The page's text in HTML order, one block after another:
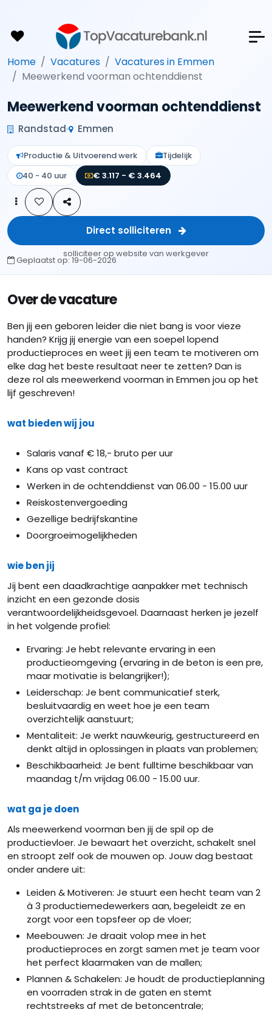
Home Vacatures
Vacatures in Emmen
Meewerkend voorman ochtenddienst
Meewerkend voorman ochtenddienst
Randstad Emmen
Productie & Uitvoerend werk
Tijdelijk
40 - 40 uur
€ 3.117 - € 3.464
Direct solliciteren
solliciteer op website van werkgever
Geplaatst op:19-06-2026
Over de vacature
Ben jij een geboren leider die niet bang is voor vieze
handen? Krijg jij energie van een soepel lopend
productieproces en weet jij een team te motiveren om
elke dag het beste resultaat neer te zetten? Dan is
deze rol als meewerkend voorman in Emmen jou op het
lijf geschreven!
wat bieden wij jou
Salaris vanaf € 18,- bruto per uur
Kans op vast contract
Werken in de ochtenddienst van 06.00 - 15.00 uur
Reiskostenvergoeding
Gezellige bedrijfskantine
Doorgroeimogelijkheden
wie ben jij
Jij bent een daadkrachtige aanpakker met technisch
inzicht en een gezonde dosis
verantwoordelijkheidsgevoel. Daarnaast herken je jezelf
in het volgende profiel:
Ervaring: Je hebt relevante ervaring in een
productieomgeving (ervaring in de beton is een pre,
maar motivatie is belangrijker!);
Leiderschap: Je bent communicatief sterk,
besluitvaardig en weet hoe je een team
overzichtelijk aanstuurt;
Mentaliteit: Je werkt nauwkeurig, gestructureerd en
denkt altijd in oplossingen in plaats van problemen;
Beschikbaarheid: Je bent fulltime beschikbaar van
maandag t/m vrijdag 06.00 - 15.00 uur.
wat ga je doen
Als meewerkend voorman ben jij de spil op de
productievloer. Je bewaart het overzicht, schakelt snel
en stroopt zelf ook de mouwen op. Jouw dag bestaat
onder andere uit:
Leiden & Motiveren: Je stuurt een hecht team van 2
à 3 productiemedewerkers aan, begeleidt ze en
zorgt voor een topsfeer op de vloer;
Meebouwen: Je draait volop mee in het
productieproces en zorgt samen met je team voor
het perfect klaarmaken van de mallen;
Plannen & Schakelen: Je houdt de productieplanning
en voorraden strak in de gaten en stemt
rechtstreeks af met de betoncentrale;